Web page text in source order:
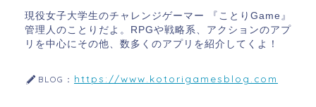
現役女子大学生のチャレンジゲーマー 『ことりGame』
管理人のことりだよ。RPGや戦略系、アクションのアプ
リを中心にその他、数多くのアプリを紹介してくよ！
BLOG： https://www.kotorigamesblog.com